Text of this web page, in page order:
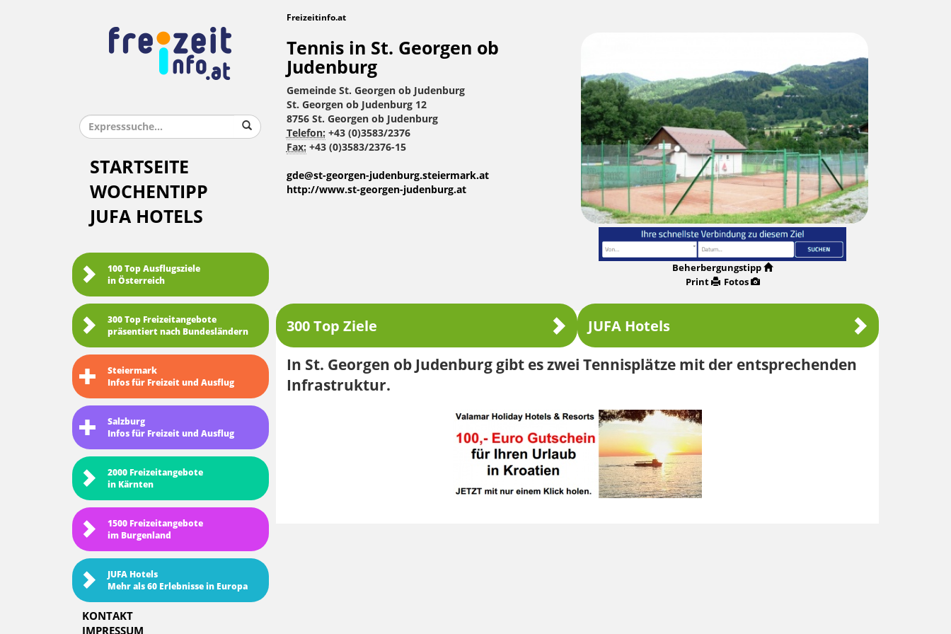
STARTSEITE
WOCHENTIPP
JUFA HOTELS
100 Top Ausflugsziele
in Österreich
300 Top Freizeitangebote
präsentiert nach Bundesländern
Steiermark
Infos für Freizeit und Ausflug
Salzburg
Infos für Freizeit und Ausflug
2000 Freizeitangebote
in Kärnten
1500 Freizeitangebote
im Burgenland
JUFA Hotels
Mehr als 60 Erlebnisse in Europa
KONTAKT
IMPRESSUM
Freizeitinfo.at
Tennis in St. Georgen ob
Judenburg
Gemeinde St. Georgen ob Judenburg
St. Georgen ob Judenburg 12
8756 St. Georgen ob Judenburg
Telefon: +43 (0)3583/2376
Fax: +43 (0)3583/2376-15
gde@st-georgen-judenburg.steiermark.at
http://www.st-georgen-judenburg.at
Beherbergungstipp
Print
Fotos
300 Top Ziele JUFA Hotels
In St. Georgen ob Judenburg gibt es zwei Tennisplätze mit der entsprechenden
Infrastruktur.